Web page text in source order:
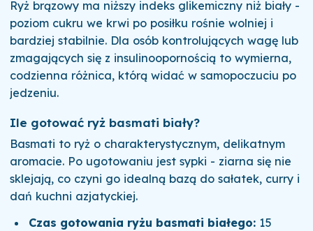
Ryż brązowy ma niższy indeks glikemiczny niż biały -
poziom cukru we krwi po posiłku rośnie wolniej i
bardziej stabilnie. Dla osób kontrolujących wagę lub
zmagających się z insulinoopornością to wymierna,
codzienna różnica, którą widać w samopoczuciu po
jedzeniu.
Ile gotować ryż basmati biały?
Basmati to ryż o charakterystycznym, delikatnym
aromacie. Po ugotowaniu jest sypki - ziarna się nie
sklejają, co czyni go idealną bazą do sałatek, curry i
dań kuchni azjatyckiej.
Czas gotowania ryżu basmati białego: 15